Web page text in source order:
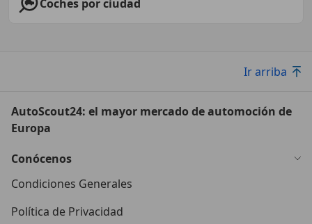
Coches por ciudad
Ir arriba
AutoScout24: el mayor mercado de automoción de
Europa
Conócenos
Condiciones Generales
Política de Privacidad